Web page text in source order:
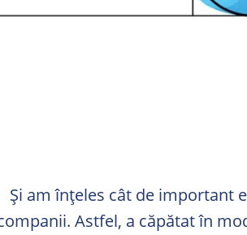
Și am înțeles cât de important
Astfel, a căpătat în